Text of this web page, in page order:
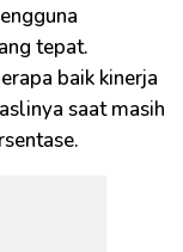
tepat.
baik kinerja
saat masih